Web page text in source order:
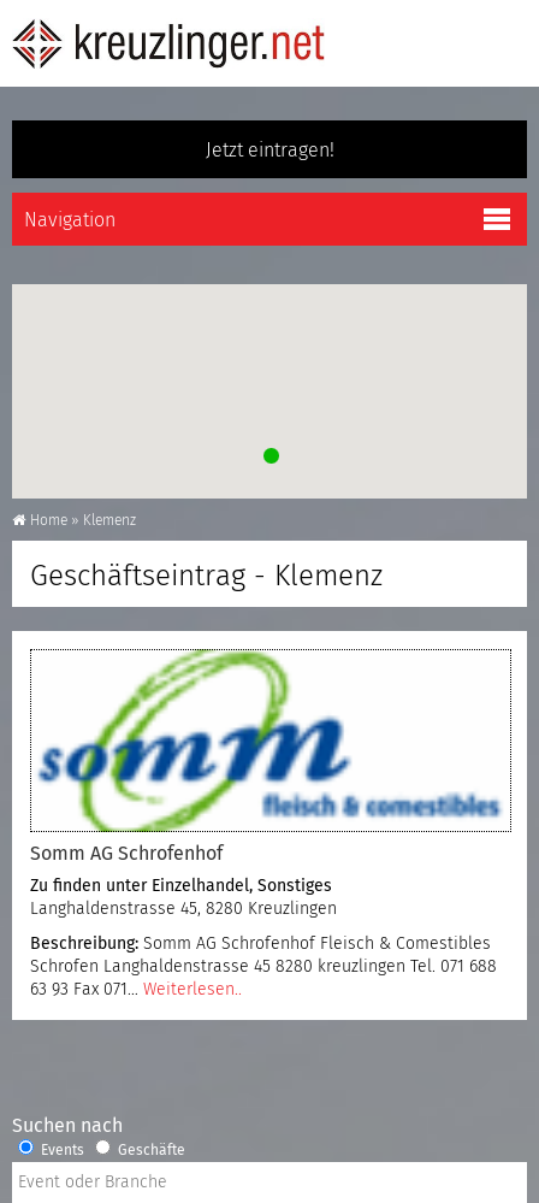
Jetzt eintragen!
Home » Klemenz
Geschäftseintrag - Klemenz
Somm AG Schrofenhof
Zu finden unter Einzelhandel, Sonstiges
Langhaldenstrasse 45, 8280 Kreuzlingen
Beschreibung: Somm AG Schrofenhof Fleisch & Comestibles
Schrofen Langhaldenstrasse 45 8280 kreuzlingen Tel. 071 688
63 93 Fax 071… Weiterlesen..
Suchen nach
Events Geschäfte